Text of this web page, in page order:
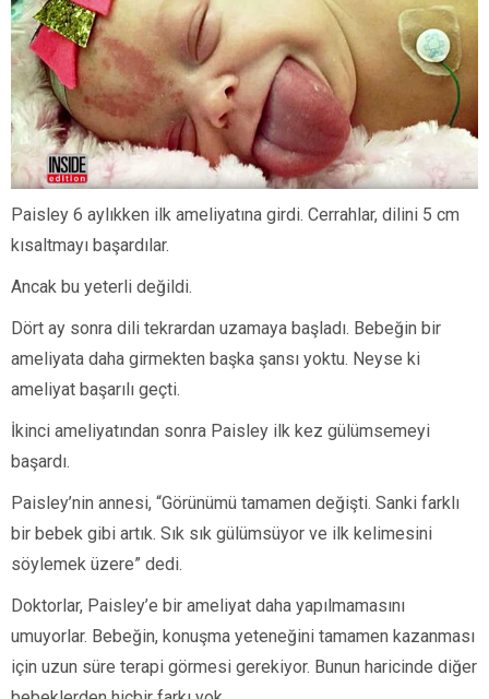
Paisley 6 aylıkken ilk ameliyatına girdi. Cerrahlar, dilini 5 cm
kısaltmayı başardılar.
Ancak bu yeterli değildi.
Dört ay sonra dili tekrardan uzamaya başladı. Bebeğin bir
ameliyata daha girmekten başka şansı yoktu. Neyse ki
ameliyat başarılı geçti.
İkinci ameliyatından sonra Paisley ilk kez gülümsemeyi
başardı.
Paisley’nin annesi, “Görünümü tamamen değişti. Sanki farklı
bir bebek gibi artık. Sık sık gülümsüyor ve ilk kelimesini
söylemek üzere” dedi.
Doktorlar, Paisley’e bir ameliyat daha yapılmamasını
umuyorlar. Bebeğin, konuşma yeteneğini tamamen kazanması
için uzun süre terapi görmesi gerekiyor. Bunun haricinde diğer